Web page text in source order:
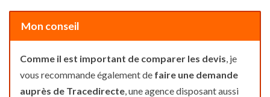
Mon conseil
Comme il est important de comparer les devis , je
vous recommande également de faire une demande
auprès de Tracedirecte , une agence disposant aussi